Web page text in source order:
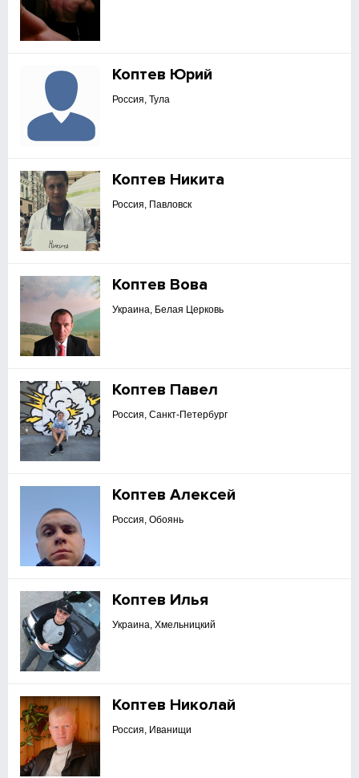
Коптев Юрий
Россия, Тула
Коптев Никита
Россия, Павловск
Коптев Вова
Украина, Белая Церковь
Коптев Павел
Россия, Санкт-Петербург
Коптев Алексей
Россия, Обоянь
Коптев Илья
Украина, Хмельницкий
Коптев Николай
Россия, Иванищи